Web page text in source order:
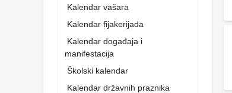
Kalendar vašara
Kalendar fijakerijada
Kalendar događaja i
manifestacija
Školski kalendar
Kalendar državnih praznika